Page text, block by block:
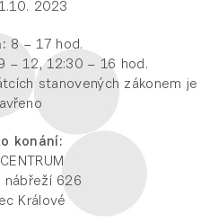
2023
8 – 17 hod.
– 12, 12:30 – 16 hod.
stanovených zákonem je
konání:
nábřeží 626
Králové